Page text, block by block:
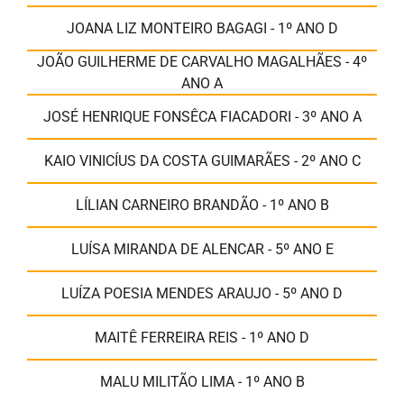
JOANA LIZ MONTEIRO BAGAGI - 1º ANO D
JOÃO GUILHERME DE CARVALHO MAGALHÃES - 4º
ANO A
JOSÉ HENRIQUE FONSÊCA FIACADORI - 3º ANO A
KAIO VINICÍUS DA COSTA GUIMARÃES - 2º ANO C
LÍLIAN CARNEIRO BRANDÃO - 1º ANO B
LUÍSA MIRANDA DE ALENCAR - 5º ANO E
LUÍZA POESIA MENDES ARAUJO - 5º ANO D
MAITÊ FERREIRA REIS - 1º ANO D
MALU MILITÃO LIMA - 1º ANO B